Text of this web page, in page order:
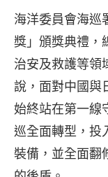
海洋委員會海巡
獎」頒獎典禮，
治安及救護等領
說，面對中國與
始終站在第一線
巡全面轉型，投
裝備，並全面翻